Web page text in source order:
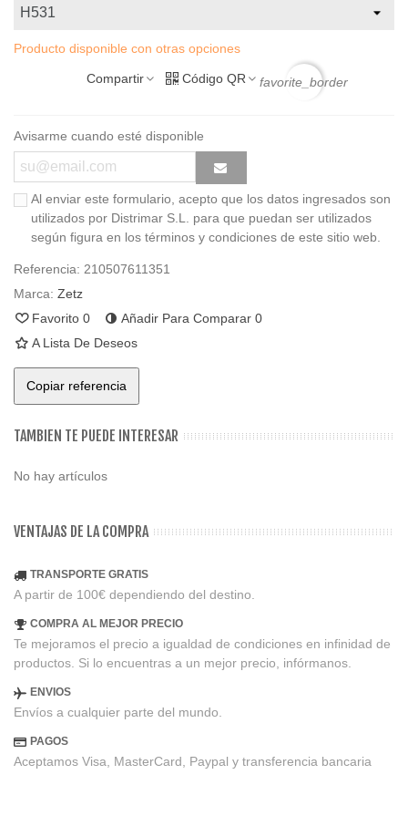
Producto disponible con otras opciones
Compartir Código QR favorite_border
Avisarme cuando esté disponible
Al enviar este formulario, acepto que los datos ingresados son
utilizados por Distrimar S.L. para que puedan ser utilizados
según figura en los términos y condiciones de este sitio web.
Referencia: 210507611351
Marca: Zetz
Favorito 0 Añadir Para Comparar 0
A Lista De Deseos
Copiar referencia
TAMBIEN TE PUEDE INTERESAR
No hay artículos
VENTAJAS DE LA COMPRA
TRANSPORTE GRATIS
A partir de 100€ dependiendo del destino.
COMPRA AL MEJOR PRECIO
Te mejoramos el precio a igualdad de condiciones en infinidad de
productos. Si lo encuentras a un mejor precio, infórmanos.
ENVIOS
Envíos a cualquier parte del mundo.
PAGOS
Aceptamos Visa, MasterCard, Paypal y transferencia bancaria